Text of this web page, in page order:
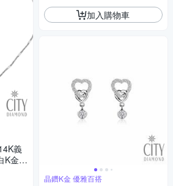
義
K金項
加入購物車
晶鑽K金 優雅百搭